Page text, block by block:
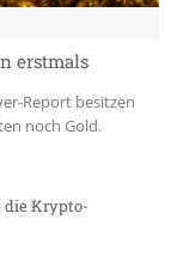
erstmals
Report besitzen
noch Gold.
Krypto-